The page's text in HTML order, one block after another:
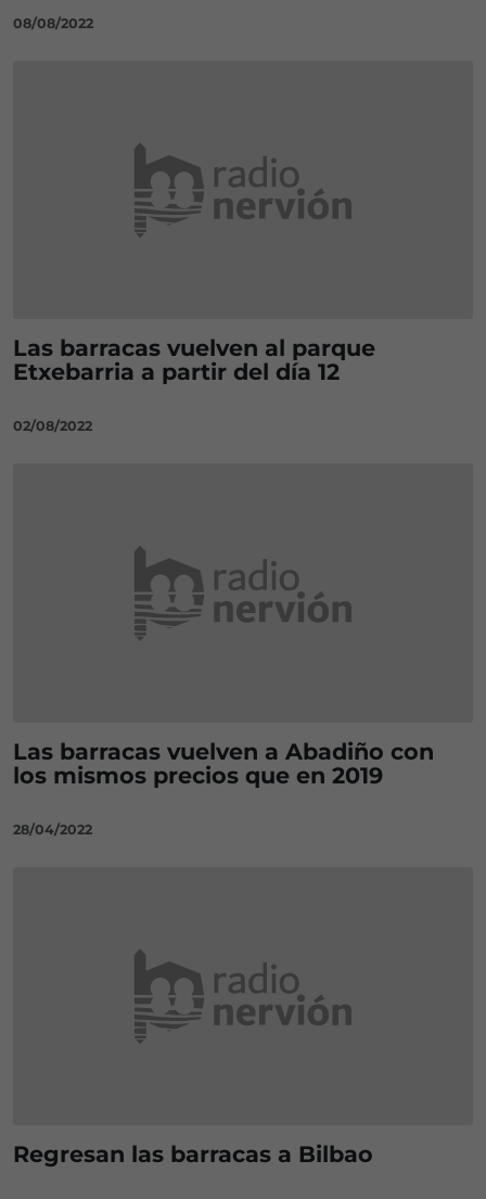
08/08/2022
Las barracas vuelven al parque
Etxebarria a partir del día 12
02/08/2022
Las barracas vuelven a Abadiño con
los mismos precios que en 2019
28/04/2022
Regresan las barracas a Bilbao